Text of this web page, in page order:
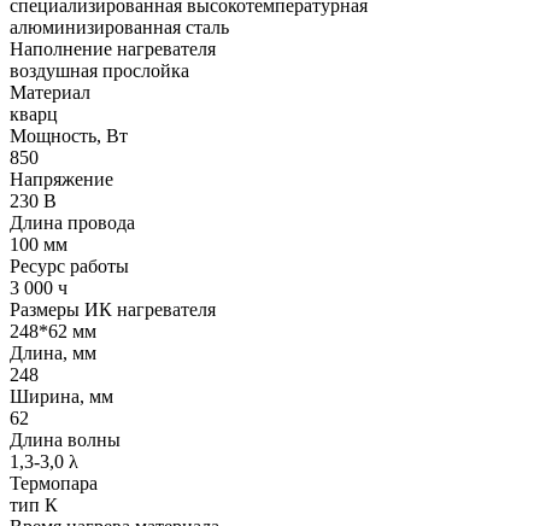
cпециализированная высокотемпературная
алюминизированная сталь
Наполнение нагревателя
воздушная прослойка
Материал
кварц
Мощность, Вт
850
Напряжение
230 В
Длина провода
100 мм
Ресурс работы
3 000 ч
Размеры ИК нагревателя
248*62 мм
Длина, мм
248
Ширина, мм
62
Длина волны
1,3-3,0 λ
Термопара
тип К